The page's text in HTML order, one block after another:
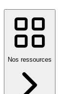
Nos ressources